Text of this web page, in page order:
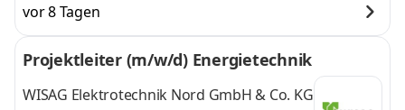
vor 8 Tagen
Projektleiter (m/w/d) Energietechnik
WISAG Elektrotechnik Nord GmbH & Co. KG